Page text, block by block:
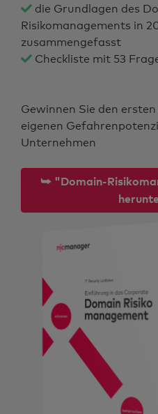
die Grundlagen des
Risikomanagements in
zusammengefasst
Checkliste mit 53
Gewinnen Sie den
eigenen
Unternehmen
⮩ "Domain-